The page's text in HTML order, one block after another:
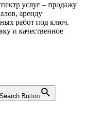
услуг – продажу
аренду
работ под ключ.
и качественное
Search Button